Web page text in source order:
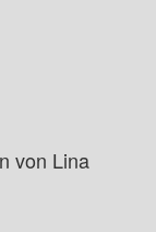
von Lina